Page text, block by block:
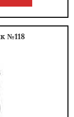
№118